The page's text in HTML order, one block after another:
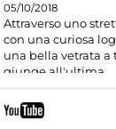
05/10/2018
Attraverso uno
con una curiosa
una bella vetrata a
giunge all'ultima